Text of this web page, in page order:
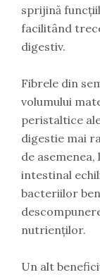
sprijină
facilitând
digestiv.
Fibrele din
volumului
peristaltice
digestie mai
de
intestinal
bacteriilor
nutrienților.
Un alt